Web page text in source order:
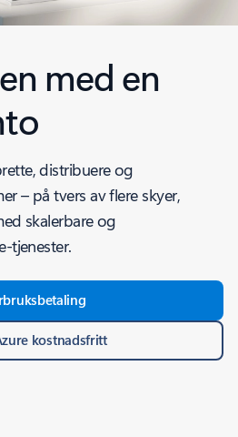
med en
distribuere og
– på tvers av flere skyer,
skalerbare og
tjenester.
kostnadsfritt